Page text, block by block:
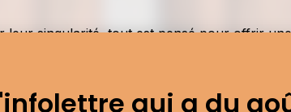
singularité, tout est pensé pour offrir une
froide inspirée des méthodes de Jean-
récolter des légumes d’hiver, doublant
qui a du